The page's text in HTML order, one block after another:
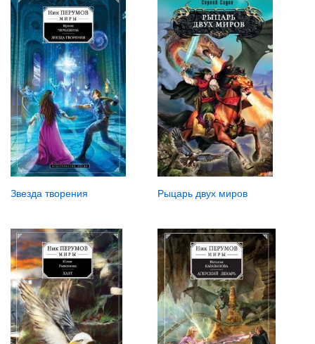
Звезда творения Рыцарь двух миров